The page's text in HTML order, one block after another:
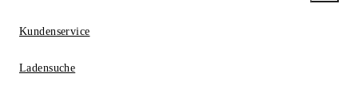
Kundenservice
Ladensuche